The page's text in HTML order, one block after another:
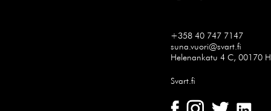
+358 40 747 7147
suna.vuori@svart.fi
Helenankatu 4 C, 00170
Svart.fi